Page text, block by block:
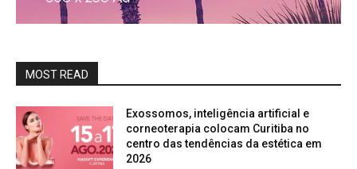
MOST READ
Exossomos, inteligência artificial e
corneoterapia colocam Curitiba no
centro das tendências da estética em
2026